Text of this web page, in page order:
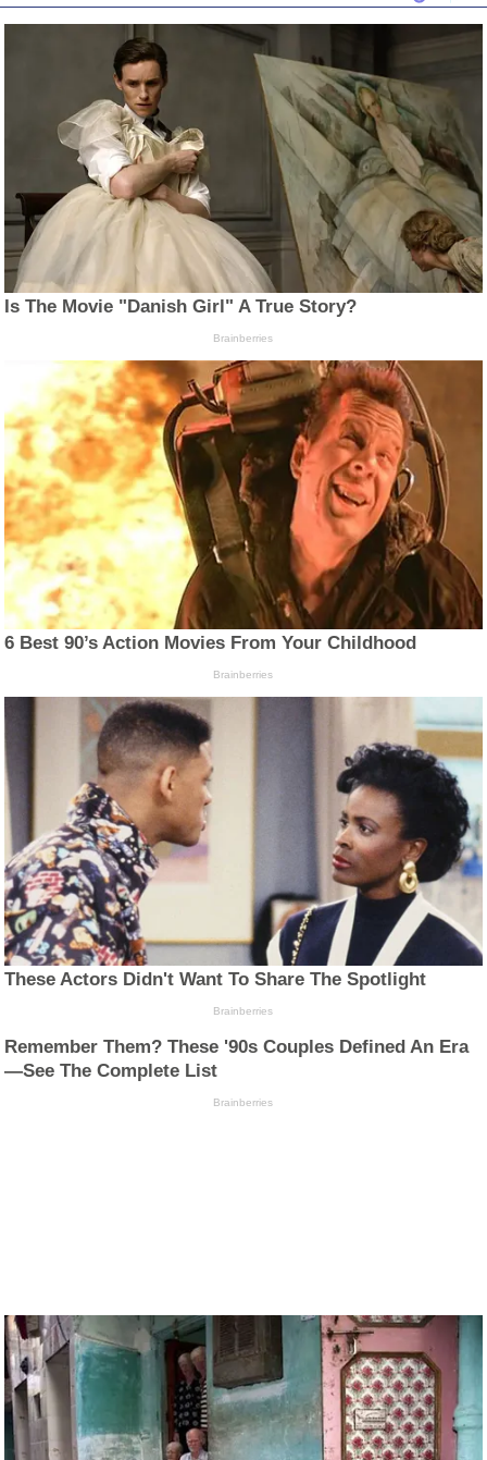
Is The Movie "Danish Girl" A True Story?
Brainberries
6 Best 90’s Action Movies From Your Childhood
Brainberries
These Actors Didn't Want To Share The Spotlight
Brainberries
Remember Them? These '90s Couples Defined An Era
—See The Complete List
Brainberries